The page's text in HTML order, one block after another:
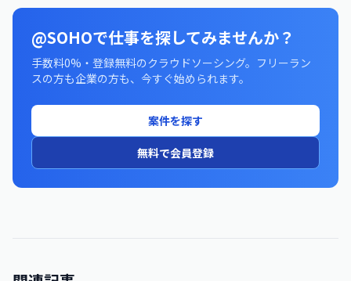
@SOHOで仕事を探してみませんか？
手数料0%・登録無料のクラウドソーシング。フリーラン
スの方も企業の方も、今すぐ始められます。
案件を探す
無料で会員登録